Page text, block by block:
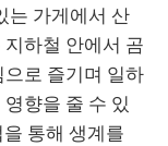
는 가게에서 산
하철 안에서 곰
로 즐기며 일하
향을 줄 수 있
통해 생계를